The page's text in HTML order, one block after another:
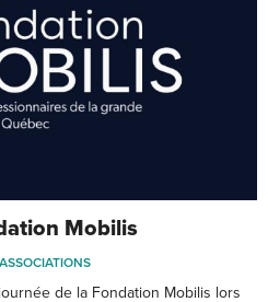
Mobilis
de la Fondation Mobilis lors